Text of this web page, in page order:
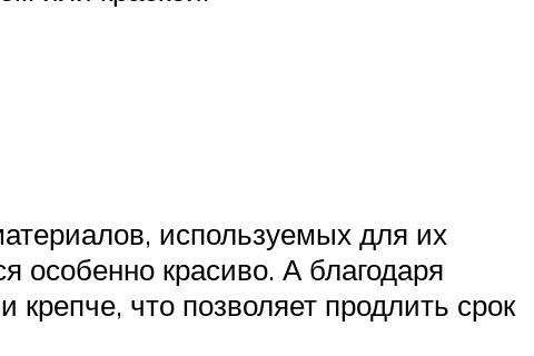
используемых для их
особенно красиво. А благодаря
что позволяет продлить срок